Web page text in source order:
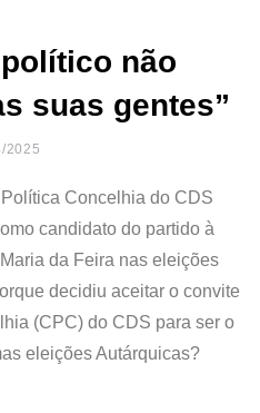
não
suas gentes”
2025
Concelhia do CDS
candidato do partido à
da Feira nas eleições
decidiu aceitar o convite
(CPC) do CDS para ser o
eleições Autárquicas?